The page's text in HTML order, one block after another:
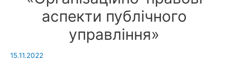
аспекти публічного
управління»
15.11.2022